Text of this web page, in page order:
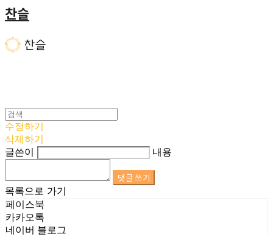
찬슬
수정하기
삭제하기
글쓴이
내용
댓글 쓰기
목록으로 가기
페이스북
카카오톡
네이버 블로그